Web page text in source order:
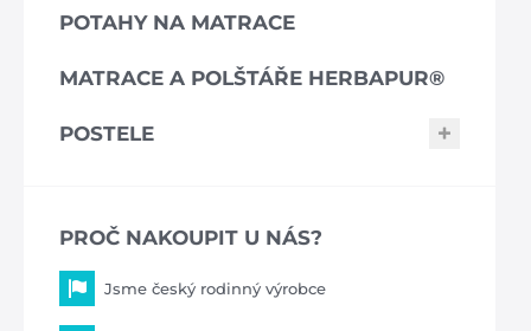
POTAHY NA MATRACE
MATRACE A POLŠTÁŘE HERBAPUR®
POSTELE
PROČ NAKOUPIT U NÁS?
Jsme český rodinný výrobce